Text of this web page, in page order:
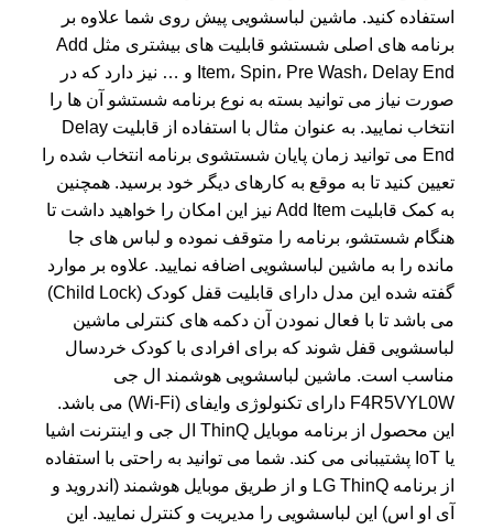
استفاده کنید. ماشین لباسشویی پیش روی شما علاوه بر
برنامه های اصلی شستشو قابلیت های بیشتری مثل Add
Item، Spin، Pre Wash، Delay End و … نیز دارد که در
صورت نیاز می توانید بسته به نوع برنامه شستشو آن ها را
انتخاب نمایید. به عنوان مثال با استفاده از قابلیت Delay
End می توانید زمان پایان شستشوی برنامه انتخاب شده را
تعیین کنید تا به موقع به کارهای دیگر خود برسید. همچنین
به کمک قابلیت Add Item نیز این امکان را خواهید داشت تا
هنگام شستشو، برنامه را متوقف نموده و لباس های جا
مانده را به ماشین لباسشویی اضافه نمایید. علاوه بر موارد
گفته شده این مدل دارای قابلیت قفل کودک (Child Lock)
می باشد تا با فعال نمودن آن دکمه های کنترلی ماشین
لباسشویی قفل شوند که برای افرادی با کودک خردسال
مناسب است. ماشین لباسشویی هوشمند ال جی
F4R5VYL0W دارای تکنولوژی وایفای (Wi-Fi) می باشد.
این محصول از برنامه موبایل ThinQ ال جی و اینترنت اشیا
یا IoT پشتیبانی می کند. شما می توانید به راحتی با استفاده
از برنامه LG ThinQ و از طریق موبایل هوشمند (اندروید و
آی او اس) این لباسشویی را مدیریت و کنترل نمایید. این